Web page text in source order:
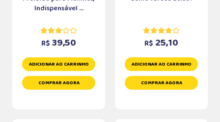
Indispensável ...
R$ 39,50
ADICIONAR AO CARRINHO
COMPRAR AGORA
R$ 25,10
ADICIONAR AO CARRINHO
COMPRAR AGORA